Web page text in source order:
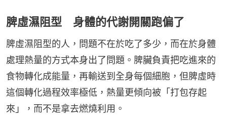
脾虛濕阻型 身體的代謝開關跑偏了
脾虛濕阻型的人，問題不在於吃了多少，而在於身體
處理熱量的方式本身出了問題。脾臟負責把吃進來的
食物轉化成能量，再輸送到全身每個細胞，但脾虛時
這個轉化過程效率極低，熱量更傾向被「打包存起
來」，而不是拿去燃燒利用。